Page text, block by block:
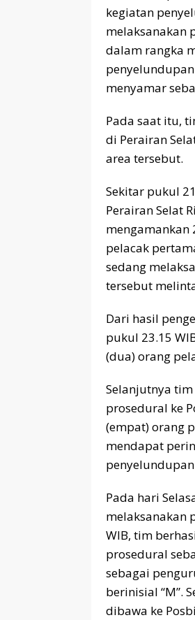
kegiatan
melaksanakan
dalam rangka
menyamar
Pada saat itu,
di Perairan
area tersebut.
Sekitar pukul
Perairan Selat
mengamankan
pelacak
sedang
tersebut
Dari hasil
pukul 23.15
(dua) orang
Selanjutnya
prosedural ke
(empat) orang
mendapat
Pada hari
melaksanakan
WIB, tim
prosedural
sebagai
berinisial “M”.
dibawa ke